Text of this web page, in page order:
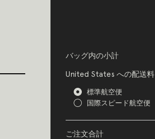
バッグ内の小計
United States への配送料
標準航空便
国際スピード航空便
ご注文合計